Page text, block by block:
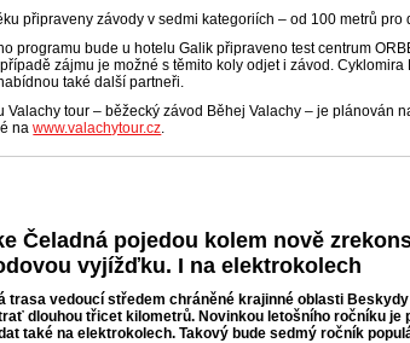
připraveny závody v sedmi kategoriích – od 100 metrů
programu bude u hotelu Galik připraveno test centrum
zájmu je možné s těmito koly odjet i závod.
také další partneři.
Valachy tour – běžecký závod Běhej Valachy – je plánován
nawww.valachytour.cz.
Čeladná pojedou kolem nově
vyjížďku. I na elektrokolech
trasa vedoucí středem chráněné krajinné oblasti
dlouhou třicet kilometrů. Novinkou letošního ročníku je
také na elektrokolech. Takový bude sedmý ročník